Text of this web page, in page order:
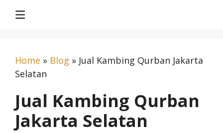
Home » Blog » Jual Kambing Qurban Jakarta
Selatan
Jual Kambing Qurban
Jakarta Selatan